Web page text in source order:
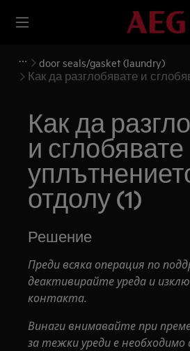
door seals/gasket (laundry)
Как да разглобявате и
Как да
и сглобявате
отдолу (1)
Решение
Преди всяка операция по
деактивирайте уреда и
контакта.
Винаги внимавайте при
за тежки уреди е